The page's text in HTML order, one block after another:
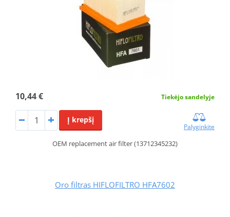
10,44 € Tiekėjo sandelyje
Į krepšį
Palyginkite
OEM replacement air filter (13712345232)
Oro filtras HIFLOFILTRO HFA7602